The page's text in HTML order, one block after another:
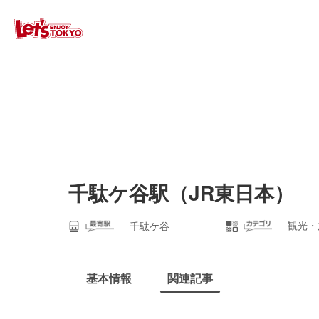
千駄ケ谷駅（JR東日本）
千駄ケ谷 観光
基本情報 関連記事